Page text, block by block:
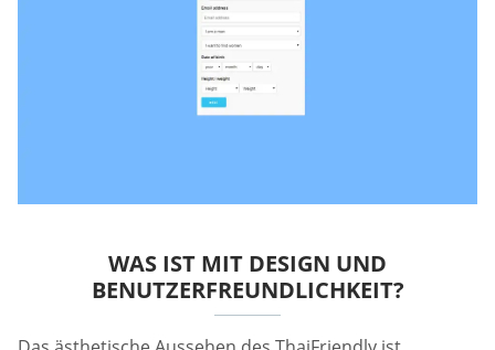
WAS IST MIT DESIGN UND
BENUTZERFREUNDLICHKEIT?